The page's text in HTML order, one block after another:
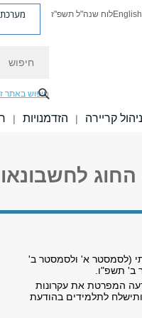
Englishלוח שנה"ל תשפ"ז מערכת
חיפוש באתר
קריירה | הזדמנויות |
החוג
(לסמסטר א' ולסמסטר ב'
ב' תשפ"ו.
המפרטת את עקרונות
לתלמידים בהודעת